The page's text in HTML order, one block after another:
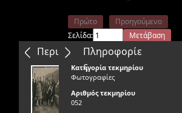
Περιεχόμενα
Πρώτο
Προηγούμενο
Σελίδα:
Μετάβαση
Επόμενο
Τελευταίο
Πληροφορίε
ς
Κατηγορία τεκμηρίου
Φωτογραφίες
Αριθμός τεκμηρίου
052